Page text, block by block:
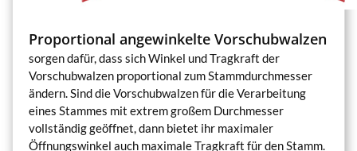
Proportional angewinkelte Vorschubwalzen
sorgen dafür, dass sich Winkel und Tragkraft der
Vorschubwalzen proportional zum Stammdurchmesser
ändern. Sind die Vorschubwalzen für die Verarbeitung
eines Stammes mit extrem großem Durchmesser
vollständig geöffnet, dann bietet ihr maximaler
Öffnungswinkel auch maximale Tragkraft für den Stamm.